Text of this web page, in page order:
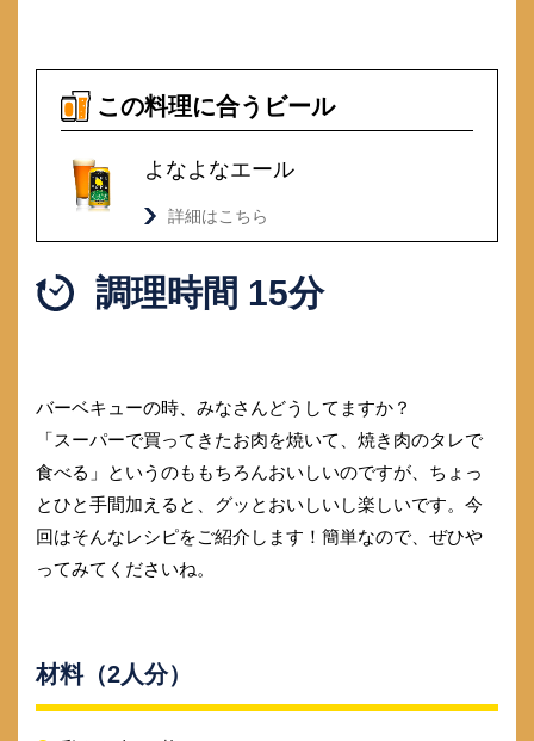
この料理に合うビール
よなよなエール
詳細はこちら
調理時間 15分
バーベキューの時、みなさんどうしてますか？
「スーパーで買ってきたお肉を焼いて、焼き肉のタレで
食べる」というのももちろんおいしいのですが、ちょっ
とひと手間加えると、グッとおいしいし楽しいです。今
回はそんなレシピをご紹介します！簡単なので、ぜひや
ってみてくださいね。
材料（2人分）